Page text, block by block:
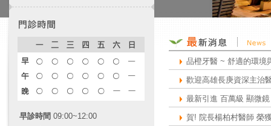
早診時間 09:00~12:00
品橙牙醫 ~ 舒適的環境
歡迎高雄長庚資深主治
最新引進 百萬級 顯微鏡
賀! 院長楊柏村醫師 榮